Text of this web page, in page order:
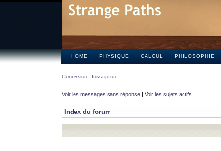
HOME PHYSIQUE CALCUL PHILOSOPHIE
Connexion Inscription
Voir les messages sans réponse | Voir les sujets actifs
Index du forum